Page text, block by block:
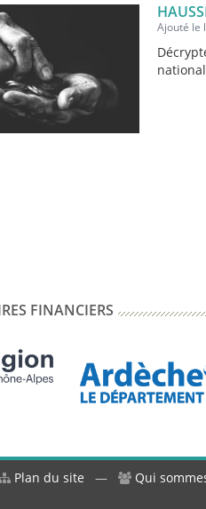
Ajouté le
national
FINANCIERS
Plan du site — Qui